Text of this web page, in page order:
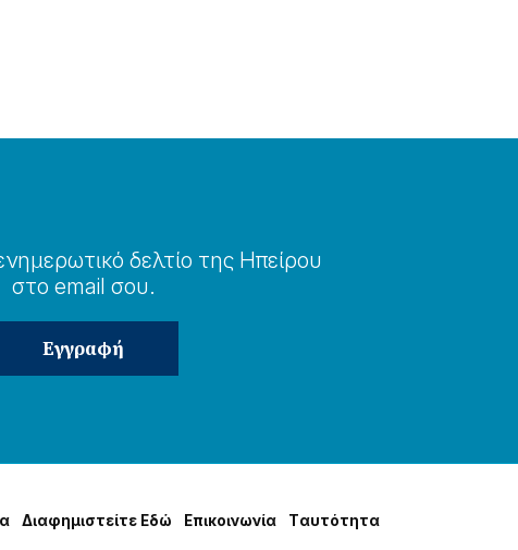
δελτίο της Ηπείρου
στο email σου.
Δɩαφημɩστείτε Εδώ Επɩκοɩνωνία Tαυτότητα